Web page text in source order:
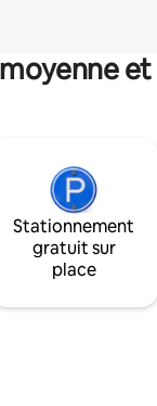
Stationnement
gratuit sur
place